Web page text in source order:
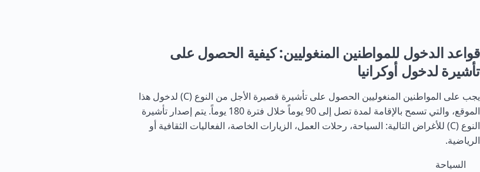
قواعد الدخول للمواطنين المنغوليين: كيفية الحصول على
تأشيرة لدخول أوكرانيا
يجب على المواطنين المنغوليين الحصول على تأشيرة قصيرة الأجل من النوع (C) لدخول هذا
الموقع، والتي تسمح بالإقامة لمدة تصل إلى 90 يوماً خلال فترة 180 يوماً. يتم إصدار تأشيرة
النوع (C) للأغراض التالية: السياحة، رحلات العمل، الزيارات الخاصة، الفعاليات الثقافية أو
الرياضية.
السياحة